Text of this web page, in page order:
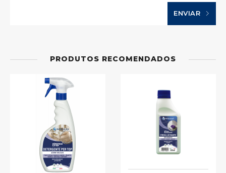
ENVIAR
PRODUTOS RECOMENDADOS